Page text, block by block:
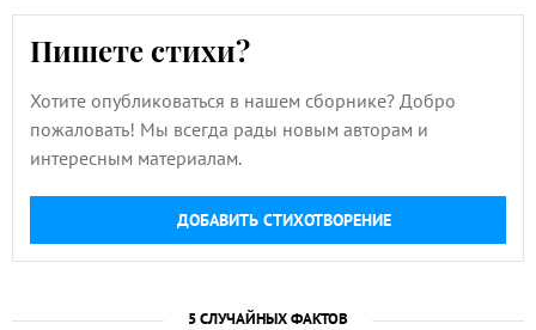
Пишете стихи?
Хотите опубликоваться в нашем сборнике? Добро
пожаловать! Мы всегда рады новым авторам и
интересным материалам.
ДОБАВИТЬ СТИХОТВОРЕНИЕ
5 СЛУЧАЙНЫХ ФАКТОВ